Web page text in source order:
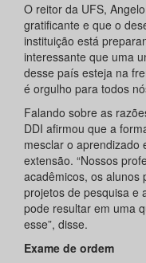
O reitor da UFS,
gratificante e que o
instituição está
interessante que uma
desse país esteja na
é orgulho para todos
Falando sobre as
DDI afirmou que a
mesclar o aprendizado
extensão. “Nossos
acadêmicos, os alunos
projetos de pesquisa e
pode resultar em uma
esse”, disse.
Exame de ordem